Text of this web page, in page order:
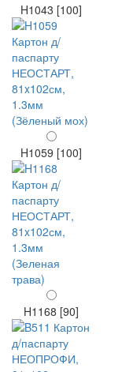
H1043 [100]
H1059 [100]
H1168 [90]